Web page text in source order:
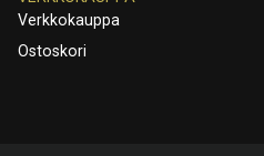
Verkkokauppa
Ostoskori